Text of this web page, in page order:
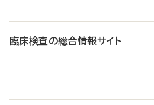
臨床検査の総合情報サイト